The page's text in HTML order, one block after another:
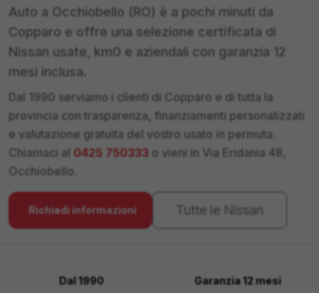
Auto a Occhiobello (RO) è a pochi minuti da
Copparo e offre una selezione certificata di
Nissan usate, km0 e aziendali con garanzia 12
mesi inclusa.
Dal 1990 serviamo i clienti di Copparo e di tutta la
provincia con trasparenza, finanziamenti personalizzati
e valutazione gratuita del vostro usato in permuta.
Chiamaci al 0425 750333 o vieni in Via Eridania 48,
Occhiobello.
Richiedi informazioni Tutte le Nissan
Dal 1990
Garanzia 12 mesi